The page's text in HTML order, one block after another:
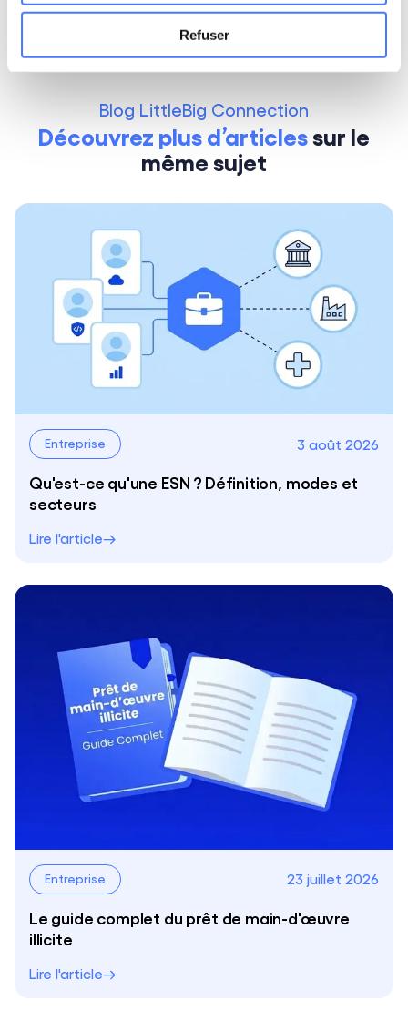
Refuser
Blog LittleBig Connection
Découvrez plus d’articlessur le
même sujet
Entreprise 3 août 2026
Qu'est-ce qu'une ESN ? Définition, modes et
secteurs
Lire l'article
Entreprise 23 juillet 2026
Le guide complet du prêt de main-d'œuvre
illicite
Lire l'article